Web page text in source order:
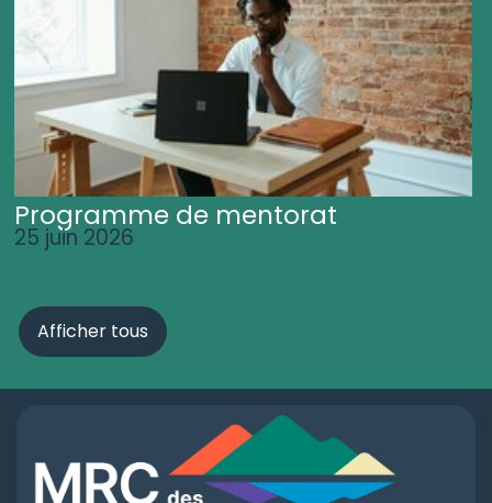
Programme de mentorat
25 juin 2026
Afficher tous